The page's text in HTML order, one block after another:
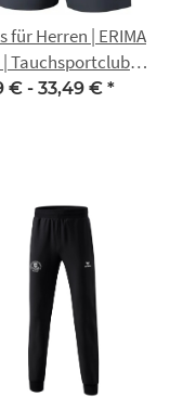
| Tauchsportclub
€ - 33,49 € *